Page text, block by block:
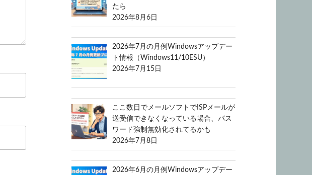
たら
2026年8月6日
2026年7月の月例Windowsアップデー
ト情報（Windows11/10ESU）
2026年7月15日
ここ数日でメールソフトでISPメールが
送受信できなくなっている場合、パス
ワード強制無効化されてるかも
2026年7月8日
2026年6月の月例Windowsアップデー